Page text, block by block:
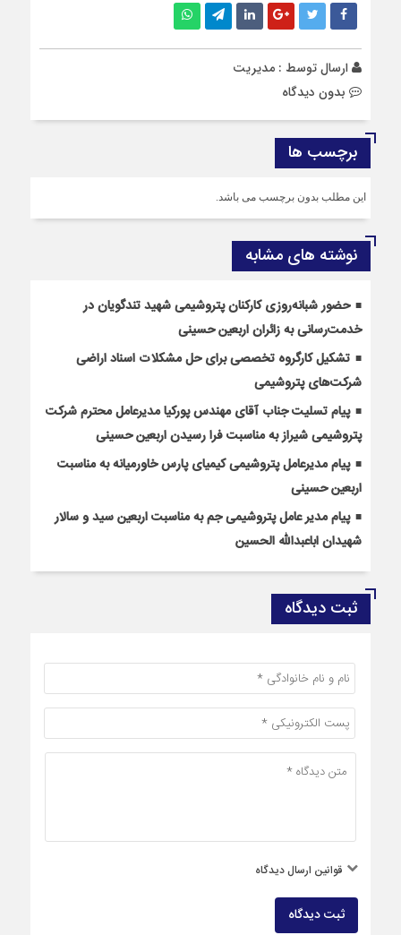
ارسال توسط : مدیریت
بدون دیدگاه
برچسب ها
این مطلب بدون برچسب می باشد.
نوشته های مشابه
حضور شبانه‌روزی کارکنان پتروشیمی شهید تندگویان در
خدمت‌رسانی به زائران اربعین حسینی
تشکیل کارگروه تخصصی برای حل مشکلات اسناد اراضی
شرکت‌های پتروشیمی
پیام تسلیت جناب آقای مهندس پوركیا مدیرعامل محترم شركت
پتروشیمی شیراز به مناسبت فرا رسیدن اربعین حسینی
پیام مدیرعامل پتروشیمی کیمیای پارس خاورمیانه به مناسبت
اربعین حسینی
پیام مدیر عامل پتروشیمی جم به مناسبت اربعین سید و سالار
شهیدان اباعبدالله الحسین
ثبت دیدگاه
قوانین ارسال دیدگاه
ثبت دیدگاه